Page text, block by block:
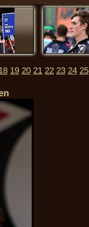
19 20 21 22 23 24 25